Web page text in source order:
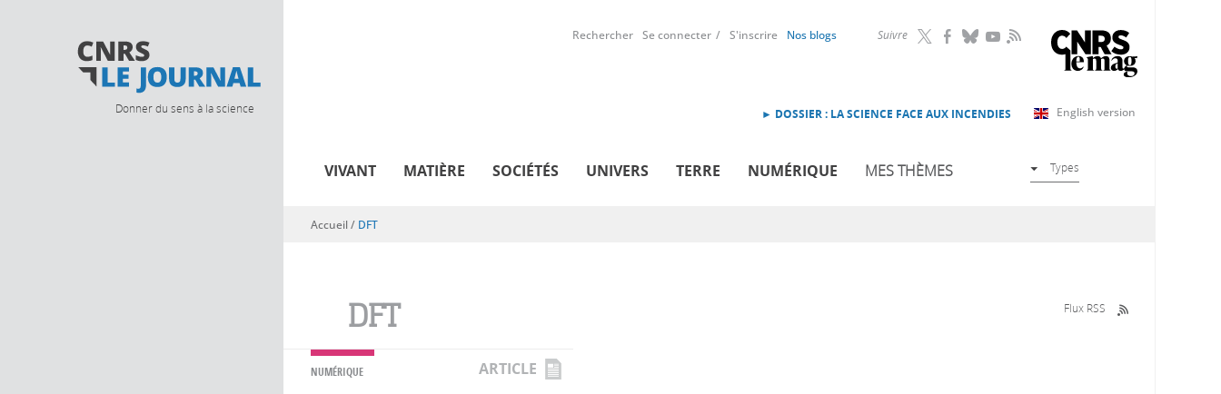
Donner du sens à la science
Suivre RSS
Rechercher Se connecter S'inscrire Nos blogs
English version
► DOSSIER : LA SCIENCE FACE AUX INCENDIES
VIVANT MATIÈRE SOCIÉTÉS UNIVERS TERRE NUMÉRIQUE MES THÈMES Types
Vous êtes ici
Accueil/ DFT
DFT Flux RSS
NUMÉRIQUE ARTICLE